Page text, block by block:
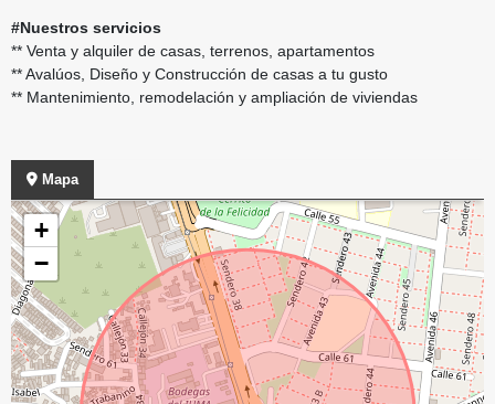
#Nuestros servicios
** Venta y alquiler de casas, terrenos, apartamentos
** Avalúos, Diseño y Construcción de casas a tu gusto
** Mantenimiento, remodelación y ampliación de viviendas
Mapa
+
−